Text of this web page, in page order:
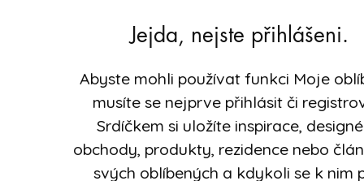
Jejda, nejste přihlášeni.
Abyste mohli používat funkci Moje
musíte se nejprve přihlásit či
Srdíčkem si uložíte inspirace,
obchody, produkty, rezidence nebo
svých oblíbených a kdykoli se k nim